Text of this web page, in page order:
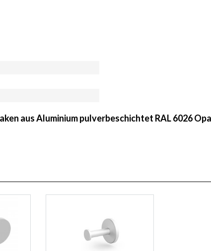
aus Aluminium pulverbeschichtet RAL 6026